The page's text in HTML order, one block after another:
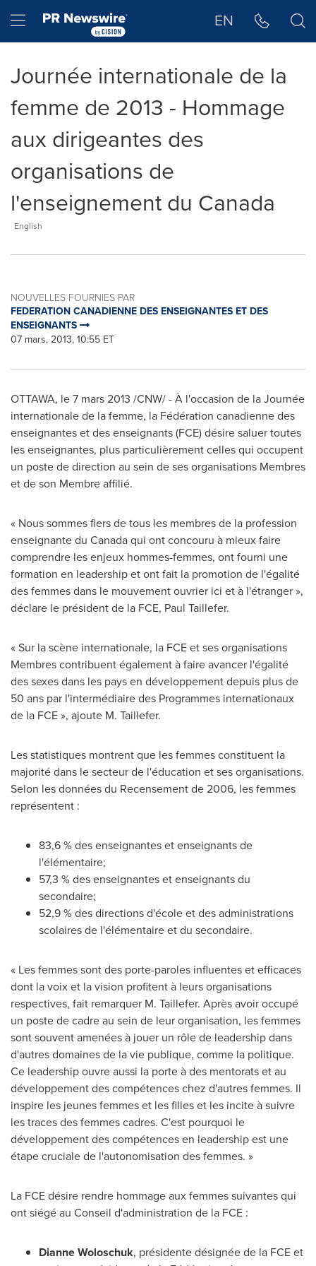
Hamburger menu EN
Journée internationale de la
femme de 2013 - Hommage
aux dirigeantes des
organisations de
l'enseignement du Canada
English
NOUVELLES FOURNIES PAR
FEDERATION CANADIENNE DES ENSEIGNANTES ET DES
ENSEIGNANTS
07 mars, 2013, 10:55 ET
OTTAWA, le 7 mars 2013 /CNW/ - À l'occasion de la Journée
internationale de la femme, la Fédération canadienne des
enseignantes et des enseignants (FCE) désire saluer toutes
les enseignantes, plus particulièrement celles qui occupent
un poste de direction au sein de ses organisations Membres
et de son Membre affilié.
« Nous sommes fiers de tous les membres de la profession
enseignante du Canadaqui ont concouru à mieux faire
comprendre les enjeux hommes-femmes, ont fourni une
formation en leadership et ont fait la promotion de l'égalité
des femmes dans le mouvement ouvrier ici et à l'étranger »,
déclare le président de la FCE, Paul Taillefer.
« Sur la scène internationale, la FCE et ses organisations
Membres contribuent également à faire avancer l'égalité
des sexes dans les pays en développement depuis plus de
50 ans par l'intermédiaire des Programmes internationaux
de la FCE », ajoute M. Taillefer.
Les statistiques montrent que les femmes constituent la
majorité dans le secteur de l'éducation et ses organisations.
Selon les données du Recensement de 2006, les femmes
représentent :
83,6 % des enseignantes et enseignants de
l'élémentaire;
57,3 % des enseignantes et enseignants du
secondaire;
52,9 % des directions d'école et des administrations
scolaires de l'élémentaire et du secondaire.
« Les femmes sont des porte-paroles influentes et efficaces
dont la voix et la vision profitent à leurs organisations
respectives, fait remarquer M. Taillefer. Après avoir occupé
un poste de cadre au sein de leur organisation, les femmes
sont souvent amenées à jouer un rôle de leadership dans
d'autres domaines de la vie publique, comme la politique.
Ce leadership ouvre aussi la porte à des mentorats et au
développement des compétences chez d'autres femmes. Il
inspire les jeunes femmes et les filles et les incite à suivre
les traces des femmes cadres. C'est pourquoi le
développement des compétences en leadership est une
étape cruciale de l'autonomisation des femmes. »
La FCE désire rendre hommage aux femmes suivantes qui
ont siégé au Conseil d'administration de la FCE :
Dianne Woloschuk, présidente désignée de la FCE et